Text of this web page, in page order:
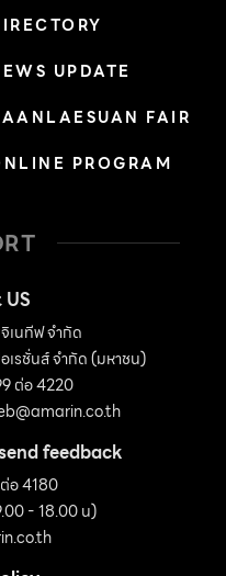
UPDATE
FAIR
PROGRAM
เนทีฟ จำกัด
เรชั่นส์ จำกัด (มหาชน)
ต่อ 4220
feedback
อ 4180
- 18.00 น)